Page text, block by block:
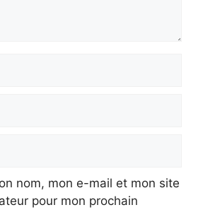
nom, mon e-mail et mon site
pour mon prochain